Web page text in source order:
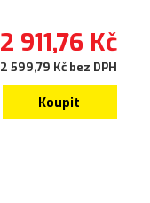
2 911,76 Kč
2 599,79 Kč bez DPH
Koupit